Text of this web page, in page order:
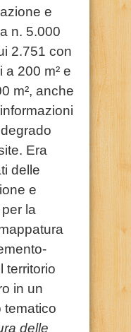
e
n. 5.000
2.751 con
200 m² e
m², anche
Era
delle
e
la
territorio
in un
tematico
delle